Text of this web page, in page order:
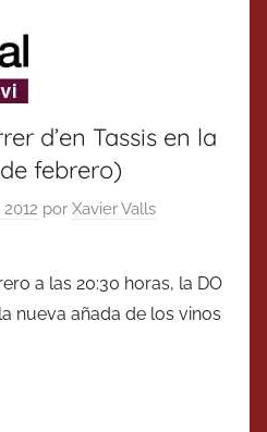
d’en Tassis en la
febrero)
por Xavier Valls
a las 20:30 horas, la DO
nueva añada de los vinos